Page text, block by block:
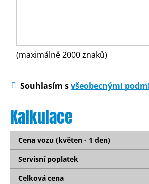
(maximálně 2000 znaků)
Souhlasím svšeobecnými
Kalkulace
Cena vozu (květen - 1 den)
Servisní poplatek
Celková cena